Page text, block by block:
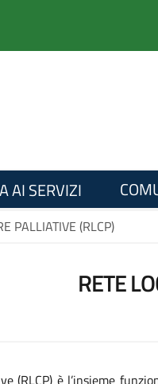
AI SERVIZI
PALLIATIVE (RLCP)
RETE
(RLCP) è l’insieme